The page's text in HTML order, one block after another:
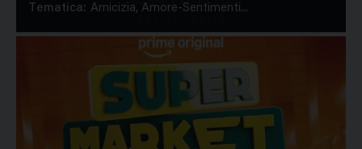
Tematica: Amicizia, Amore-Sentimenti...